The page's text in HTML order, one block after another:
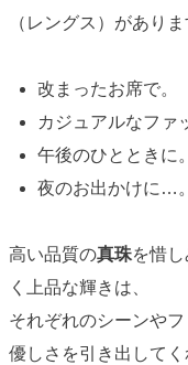
（レングス）がありま
改まったお席で。
カジュアルなファ
午後のひとときに。
夜のお出かけに…。
高い品質の真珠を惜
く上品な輝きは、
それぞれのシーンや
優しさを引き出してく